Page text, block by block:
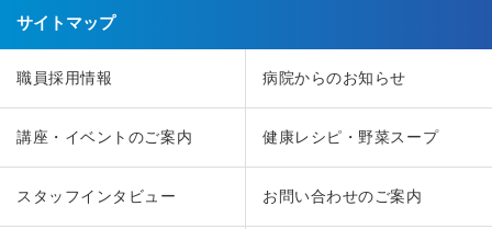
サイトマップ
職員採用情報 病院からのお知らせ
講座・イベントのご案内 健康レシピ・野菜スープ
スタッフインタビュー お問い合わせのご案内